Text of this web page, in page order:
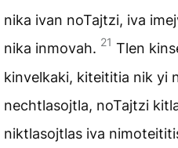
nika ivan noTajtzi, iva
nika inmovah. 21 Tlen
kinvelkaki, kiteititia nik yi
nechtlasojtla, noTajtzi
niktlasojtlas iva